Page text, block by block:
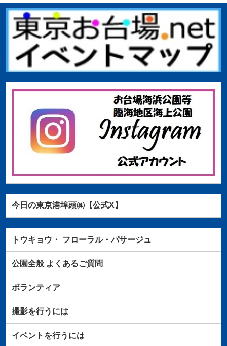
今日の東京港埠頭㈱【公式X】
トウキョウ・ フローラル・パサージュ
公園全般よくあるご質問
ボランティア
撮影を行うには
イベントを行うには